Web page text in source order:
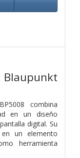
combina
en un diseño
digital. Su
un elemento
herramienta